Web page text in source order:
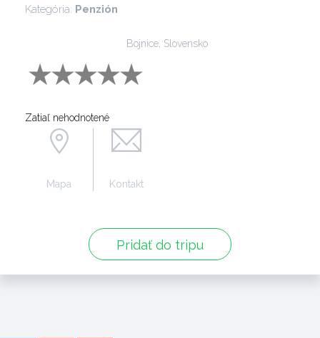
Kategória: Penzión
Bojnice, Slovensko
Zatiaľ nehodnotené
Pridať do tripu
Mapa Kontakt